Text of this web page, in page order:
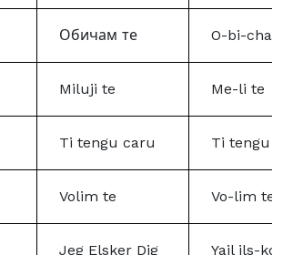
Обичам те O-bi-
Miluji te Me-li te
Ti tengu caru Ti tengu
Volim te Vo-lim te
Jeg Elsker Dig Yail ils-ko